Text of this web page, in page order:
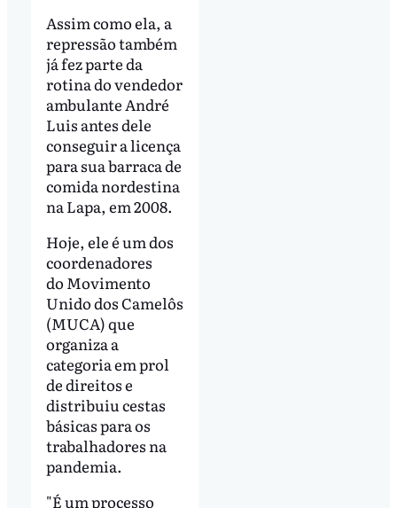
Assim como ela, a
repressão também
já fez parte da
rotina do vendedor
ambulante André
Luis antes dele
conseguir a licença
para sua barraca de
comida nordestina
na Lapa, em 2008.
Hoje, ele é um dos
coordenadores
do Movimento
Unido dos Camelôs
(MUCA) que
organiza a
categoria em prol
de direitos e
distribuiu cestas
básicas para os
trabalhadores na
pandemia.
"É um processo